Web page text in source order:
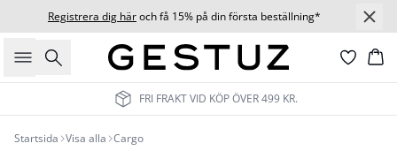
Registrera dig häroch få 15% på din första beställning*
Sök
FRI FRAKT VID KÖP ÖVER 499 KR.
Startsida Visa alla Cargo